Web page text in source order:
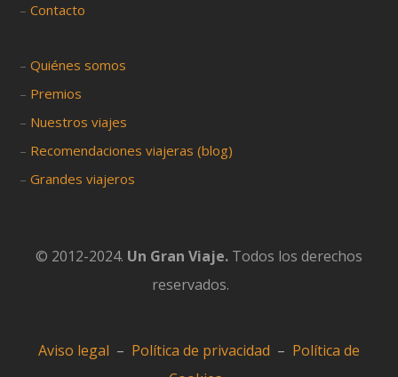
–Contacto
–Quiénes somos
– Premios
– Nuestros viajes
– Recomendaciones viajeras (blog)
–Grandes viajeros
© 2012-2024. Un Gran Viaje. Todos los derechos
reservados.
Aviso legal – Política de privacidad – Política de